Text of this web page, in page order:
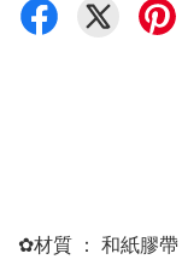
✿材質 ： 和紙膠帶